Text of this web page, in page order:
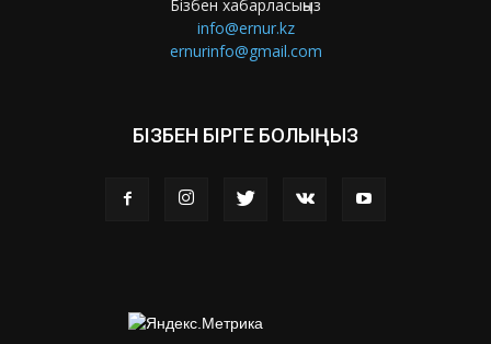
Бізбен хабарласыңыз
info@ernur.kz
ernurinfo@gmail.com
БІЗБЕН БІРГЕ БОЛЫҢЫЗ